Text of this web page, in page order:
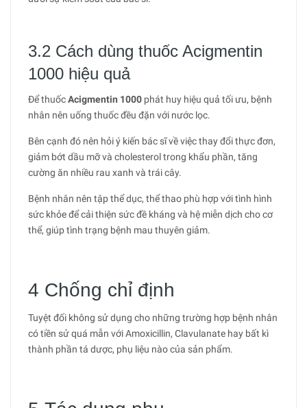
3.2 Cách dùng thuốc Acigmentin
1000 hiệu quả
Để thuốcAcigmentin 1000 phát huy hiệu quả tối ưu, bệnh
nhân nên uống thuốc đều đặn với nước lọc.
Bên cạnh đó nên hỏi ý kiến bác sĩ về việc thay đổi thực đơn,
giảm bớt dầu mỡ và cholesterol trong khẩu phần, tăng
cường ăn nhiều rau xanh và trái cây.
Bệnh nhân nên tập thể dục, thể thao phù hợp với tình hình
sức khỏe để cải thiện sức đề kháng và hệ miễn dịch cho cơ
thể, giúp tình trạng bệnh mau thuyên giảm.
4 Chống chỉ định
Tuyệt đối không sử dụng cho những trường hợp bệnh nhân
có tiền sử quá mẫn với Amoxicillin, Clavulanate hay bất kì
thành phần tá dược, phụ liệu nào của sản phẩm.